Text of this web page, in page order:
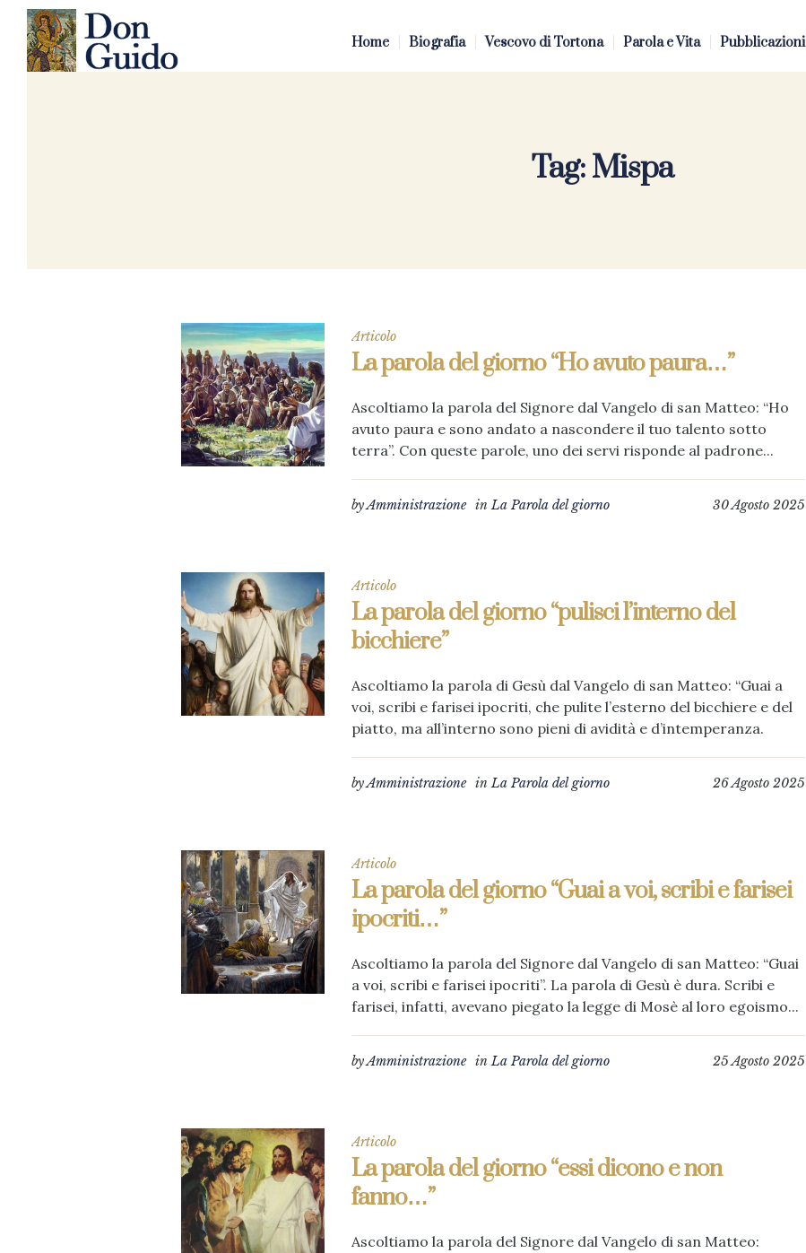
Home Biografia Vescovo di Tortona Parola e Vita Pubblicazioni
Tag:Mispa
Articolo
La parola del giorno “Ho avuto paura…”
Ascoltiamo la parola del Signore dal Vangelo di san Matteo: “Ho
avuto paura e sono andato a nascondere il tuo talento sotto
terra”. Con queste parole, uno dei servi risponde al padrone...
30 Agosto 2025
byAmministrazione inLa Parola del giorno
Articolo
La parola del giorno “pulisci l’interno del
bicchiere”
Ascoltiamo la parola di Gesù dal Vangelo di san Matteo: “Guai a
voi, scribi e farisei ipocriti, che pulite l’esterno del bicchiere e del
piatto, ma all’interno sono pieni di avidità e d’intemperanza.
26 Agosto 2025
byAmministrazione inLa Parola del giorno
Articolo
La parola del giorno “Guai a voi, scribi e farisei
ipocriti…”
Ascoltiamo la parola del Signore dal Vangelo di san Matteo: “Guai
a voi, scribi e farisei ipocriti”. La parola di Gesù è dura. Scribi e
farisei, infatti, avevano piegato la legge di Mosè al loro egoismo...
25 Agosto 2025
byAmministrazione inLa Parola del giorno
Articolo
La parola del giorno “essi dicono e non
fanno…”
Ascoltiamo la parola del Signore dal Vangelo di san Matteo: